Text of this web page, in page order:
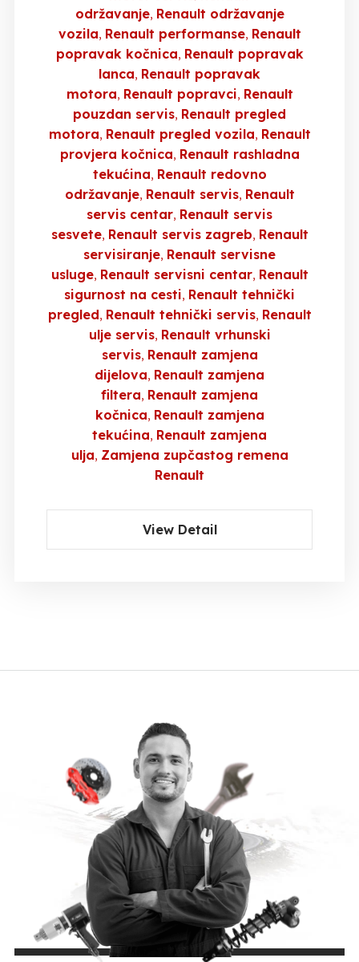
održavanje Renault održavanje
vozila Renault performanse Renault
popravak kočnica Renault popravak
lanca Renault popravak
motora Renault popravci Renault
pouzdan servis Renault pregled
motora Renault pregled vozila Renault
provjera kočnica Renault rashladna
tekućina Renault redovno
održavanje Renault servis Renault
servis centar Renault servis
sesvete Renault servis zagreb Renault
servisiranje Renault servisne
usluge Renault servisni centar Renault
sigurnost na cesti Renault tehnički
pregled Renault tehnički servis Renault
ulje servis Renault vrhunski
servis Renault zamjena
dijelova Renault zamjena
filtera Renault zamjena
kočnica Renault zamjena
tekućina Renault zamjena
ulja Zamjena zupčastog remena
Renault
View Detail